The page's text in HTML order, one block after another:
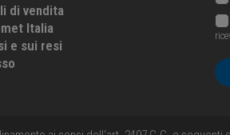
di vendita
Italia
e sui resi